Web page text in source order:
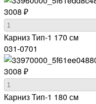
3008 ₽
Карниз Тип-1 170 см
031-0701
3008 ₽
Карниз Тип-1 180 см